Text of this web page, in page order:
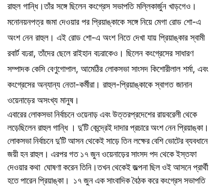
রাহুল গান্ধি।তাঁর সঙ্গে ছিলেন কংগ্রেস সভাপতি মল্লিকার্জুন খাড়গেও।
মনোনয়নপত্র জমা দেওয়ার পর প্রিয়াঙ্কাকে সঙ্গে নিয়ে মেগা রোড শো-এ
অংশ নেন রাহুল। এই রোড শো-এ অংশ নিতে দেখা যায় প্রিয়াঙ্কার স্বামী
রবার্ট বঢরা, তাঁদের ছেলে রাইহান বঢরাকেও। ছিলেন কংগ্রেসের সাধারণ
সম্পাদক কেসি বেণুগোপাল, আমেঠির লোকসভা সাংসদ কিশোরীলাল শর্মা, এবং
কংগ্রেসের অন্যান্য নেতা-কর্মীরা। রাহুল-প্রিয়াঙ্কাকে স্বাগত জানান
ওয়েনাড়ের অসংখ্য মানুষ।
এবারের লোকসভা নির্বাচনে ওয়েনাড় এবং উত্তরপ্রদেশের রায়বরেলী থেকে
লড়েছিলেন রাহুল গান্ধি । দু’টি কেন্দ্রেই দাদার প্রচারে অংশ নেন প্রিয়াঙ্কা।
লোকসভা নির্বাচনে দু’টি আসন থেকেই সাড়ে তিন লক্ষের বেশি ভোটের ব্যবধানে
জয়ী হন রাহুল। এরপর গত ১৭ জুন ওয়েনাড়ের সাংসদ পদ থেকে ইস্তফা
দেওয়ার কথা ঘোষণা করেন তিনি।তখন থেকেই জল্পনা ছিল ওই আসনে প্রার্থী
হতে পারেন প্রিয়াঙ্কা। ১৭ জুন এক সাংবাদিক বৈঠক করে কংগ্রেস সভাপতি